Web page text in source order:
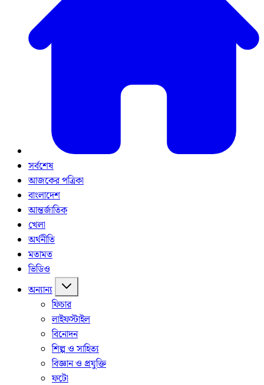
সর্বশেষ
আজকের পত্রিকা
বাংলাদেশ
আন্তর্জাতিক
খেলা
অর্থনীতি
মতামত
ভিডিও
অন্যান্য
ফিচার
লাইফস্টাইল
বিনোদন
শিল্প ও সাহিত্য
বিজ্ঞান ও প্রযুক্তি
ফটো